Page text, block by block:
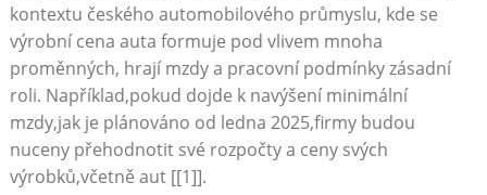
kontextu českého automobilového průmyslu, ‌kde se ​
výrobní cena ⁤auta formuje pod vlivem mnoha
proměnných,‌ hrají mzdy a pracovní podmínky zásadní
roli. Například,pokud dojde k navýšení minimální
mzdy,jak​ je plánováno od ledna 2025,firmy budou
nuceny přehodnotit své rozpočty a​ ceny svých
výrobků,včetně aut [[1]].